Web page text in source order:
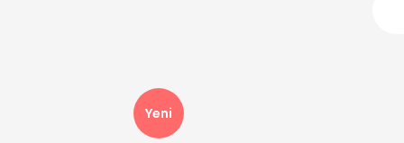
Yeni